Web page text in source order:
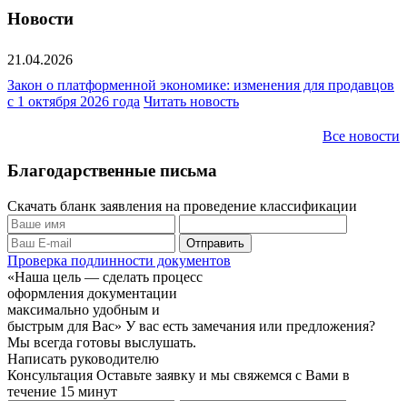
Новости
21.04.2026
Закон о платформенной экономике: изменения для продавцов
с 1 октября 2026 года Читать новость
Все новости
Благодарственные письма
Скачать бланк заявления на проведение классификации
Проверка подлинности документов
«Наша цель — сделать процесс
оформления документации
максимально удобным и
быстрым для Вас» У вас есть замечания или предложения?
Мы всегда готовы выслушать.
Написать руководителю
Консультация Оставьте заявку и мы свяжемся с Вами в
течение 15 минут